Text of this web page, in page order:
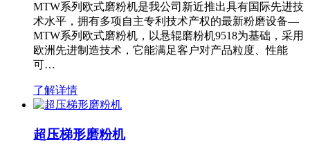
MTW系列欧式磨粉机是我公司新近推出具有国际先进技
术水平，拥有多项自主专利技术产权的最新粉磨设备—
MTW系列欧式磨粉机，以悬辊磨粉机9518为基础，采用
欧洲先进制造技术，它能满足客户对产品粒度、性能
可…
了解详情
超压梯形磨粉机